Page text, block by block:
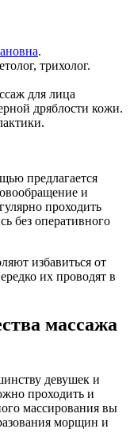
.
трихолог.
для лица
дряблости кожи.
предлагается
и
проходить
без оперативного
избавиться от
их проводят в
массажа
девушек и
проходить и
массирования вы
морщин и